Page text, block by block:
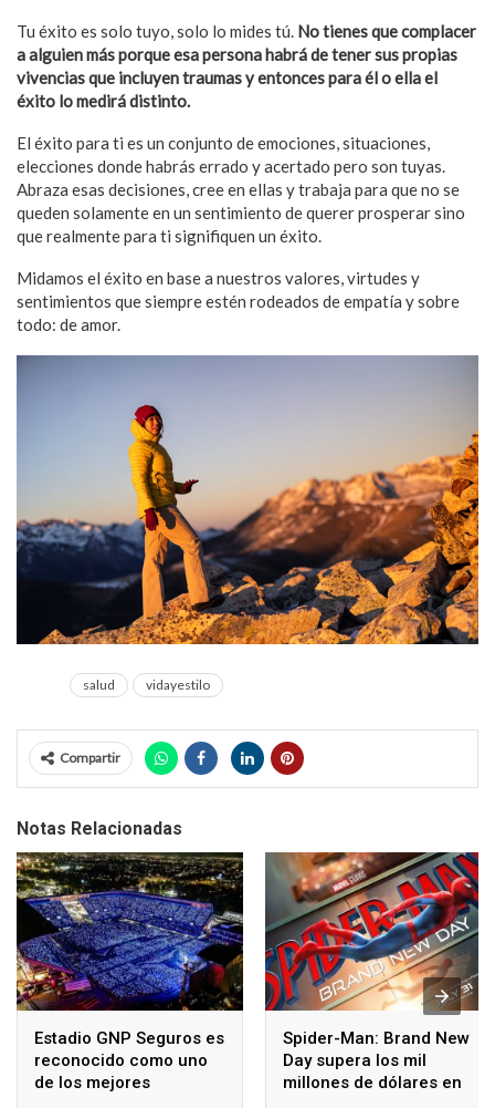
Tu éxito es solo tuyo, solo lo mides tú. No tienes que complacer
a alguien más porque esa persona habrá de tener sus propias
vivencias que incluyen traumas y entonces para él o ella el
éxito lo medirá distinto.
El éxito para ti es un conjunto de emociones, situaciones,
elecciones donde habrás errado y acertado pero son tuyas.
Abraza esas decisiones, cree en ellas y trabaja para que no se
queden solamente en un sentimiento de querer prosperar sino
que realmente para ti signifiquen un éxito.
Midamos el éxito en base a nuestros valores, virtudes y
sentimientos que siempre estén rodeados de empatía y sobre
todo: de amor.
salud vidayestilo
Compartir
Notas Relacionadas
Estadio GNP Seguros es
reconocido como uno
de los mejores
Spider-Man: Brand New
Day supera los mil
millones de dólares en